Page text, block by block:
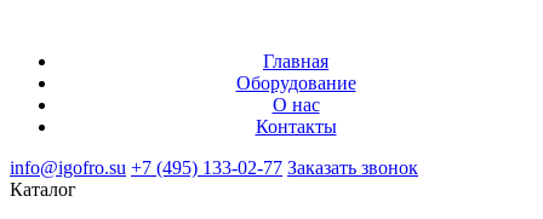
Главная
Оборудование
О нас
Контакты
info@igofro.su +7 (495) 133-02-77 Заказать звонок
Каталог